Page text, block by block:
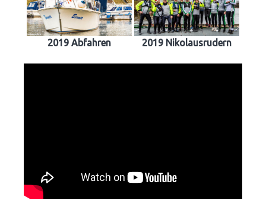
2019 Abfahren 2019 Nikolausrudern